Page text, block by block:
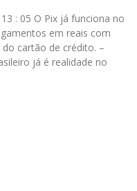
: 05 O Pix já funciona no
em reais com
cartão de crédito. –
já é realidade no